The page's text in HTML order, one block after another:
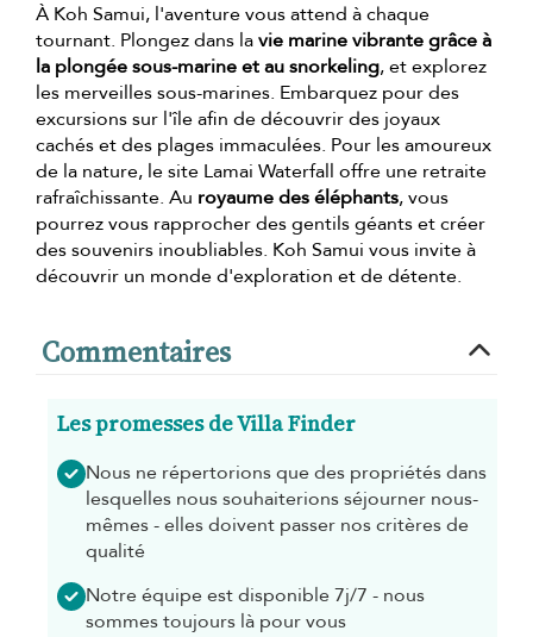
À Koh Samui, l'aventure vous attend à chaque
tournant. Plongez dans lavie marine vibrante grâce à
la plongée sous-marine et au snorkeling, et explorez
les merveilles sous-marines. Embarquez pour des
excursions sur l'île afin de découvrir des joyaux
cachés et des plages immaculées. Pour les amoureux
de la nature, le site Lamai Waterfall offre une retraite
rafraîchissante. Au royaume des éléphants, vous
pourrez vous rapprocher des gentils géants et créer
des souvenirs inoubliables. Koh Samui vous invite à
découvrir un monde d'exploration et de détente.
Commentaires
Les promesses de Villa Finder
Nous ne répertorions que des propriétés dans
lesquelles nous souhaiterions séjourner nous-
mêmes - elles doivent passer nos critères de
qualité
Notre équipe est disponible 7j/7 - nous
sommes toujours là pour vous